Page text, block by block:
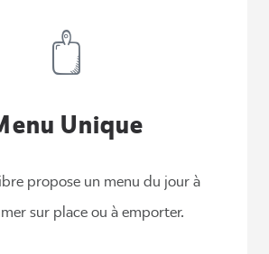
Unique
propose un menu du jour à
sur place ou à emporter.